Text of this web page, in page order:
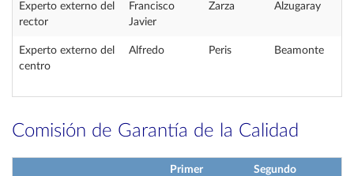
Experto externo del
rector
Francisco
Javier
Zarza Alzugaray
Experto externo del
centro
Alfredo Peris Beamonte
Comisión de Garantía de la Calidad
Primer
Segundo